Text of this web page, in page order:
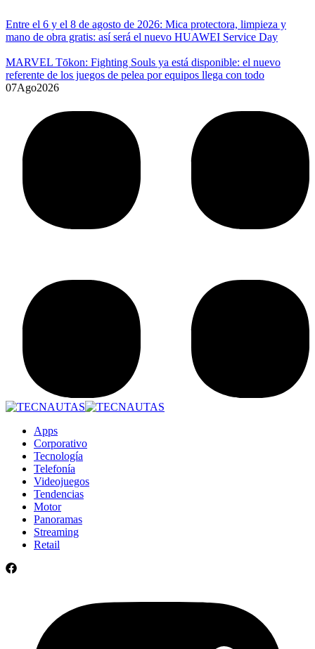
Entre el 6 y el 8 de agosto de 2026: Mica protectora, limpieza y
mano de obra gratis: así será el nuevo HUAWEI Service Day
MARVEL Tōkon: Fighting Souls ya está disponible: el nuevo
referente de los juegos de pelea por equipos llega con todo
07Ago2026
Apps
Corporativo
Tecnología
Telefonía
Videojuegos
Tendencias
Motor
Panoramas
Streaming
Retail